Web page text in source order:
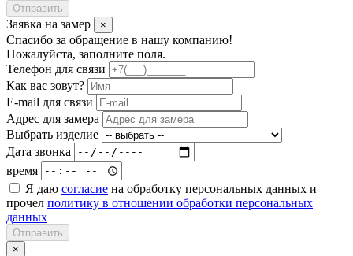
Отправить
Заявка на замер ×
Спасибо за обращение в нашу компанию!
Пожалуйста, заполните поля.
Телефон для связи
Как вас зовут?
E-mail для связи
Адрес для замера
Выбрать изделие
Дата звонка
время
Я даю согласие на обработку персональных данных и
прочел политику в отношении обработки персональных
данных
Отправить
×